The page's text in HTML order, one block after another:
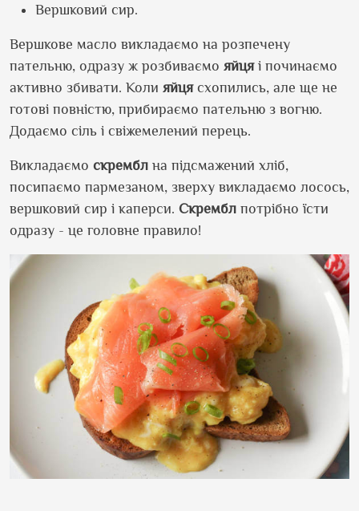
Вершковий сир.
Вершкове масло викладаємо на розпечену
пательню, одразу ж розбиваємо яйцяі починаємо
активно збивати. Коли яйцясхопились, але ще не
готові повністю, прибираємо пательню з вогню.
Додаємо сіль і свіжемелений перець.
Викладаємо скрембл на підсмажений хліб,
посипаємо пармезаном, зверху викладаємо лосось,
вершковий сир і каперси. Скрембл потрібно їсти
одразу - це головне правило!